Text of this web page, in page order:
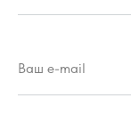
Ваш e-mail